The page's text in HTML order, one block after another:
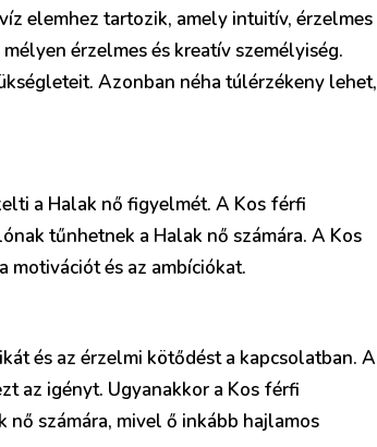
elemhez tartozik, amely intuitív, érzelmes
érzelmes és kreatív személyiség.
Azonban néha túlérzékeny lehet,
a Halak nő figyelmét. A Kos férfi
tűnhetnek a Halak nő számára. A Kos
és az ambíciókat.
és az érzelmi kötődést a kapcsolatban. A
az igényt. Ugyanakkor a Kos férfi
számára, mivel ő inkább hajlamos